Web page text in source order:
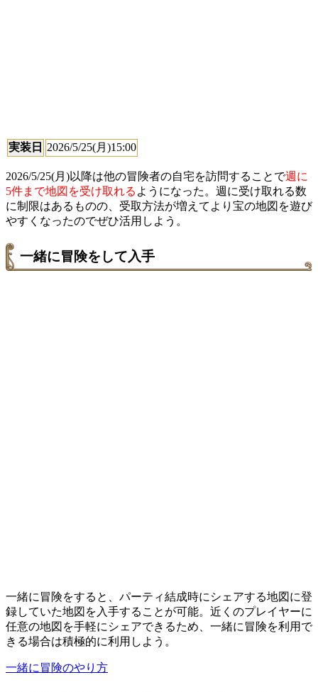
実装日 2026/5/25(月)15:00
2026/5/25(月)以降は他の冒険者の自宅を訪問することで週に
5件まで地図を受け取れる ようになった。週に受け取れる数
に制限はあるものの、受取方法が増えてより宝の地図を遊び
やすくなったのでぜひ活用しよう。
一緒に冒険をして入手
一緒に冒険をすると、パーティ結成時にシェアする地図に登
録していた地図を入手することが可能。近くのプレイヤーに
任意の地図を手軽にシェアできるため、一緒に冒険を利用で
きる場合は積極的に利用しよう。
一緒に冒険のやり方